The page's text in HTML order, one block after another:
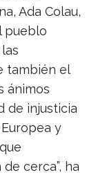
Ada Colau,
pueblo
también el
ánimos
de injusticia
y
cerca”, ha